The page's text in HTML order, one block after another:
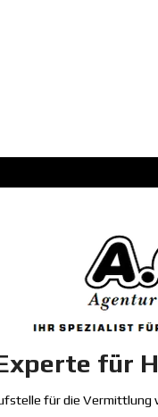
für
für die Vermittlung